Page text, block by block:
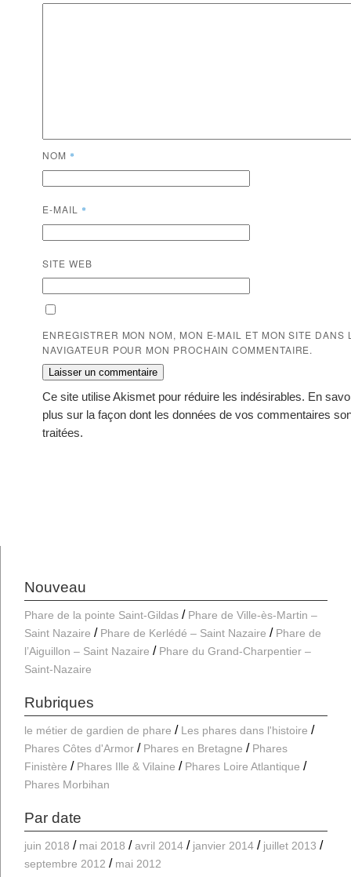
NOM *
E-MAIL *
SITE WEB
ENREGISTRER MON NOM, MON E-MAIL ET MON SITE DANS
NAVIGATEUR POUR MON PROCHAIN COMMENTAIRE.
Ce site utilise Akismet pour réduire les indésirables. En
plus sur la façon dont les données de vos commentaires
traitées.
Nouveau
Phare de la pointe Saint-Gildas
Phare de Ville-ès-Martin –
Saint Nazaire
Phare de Kerlédé – Saint Nazaire
Phare de
l’Aiguillon – Saint Nazaire
Phare du Grand-Charpentier –
Saint-Nazaire
Rubriques
le métier de gardien de phare
Les phares dans l'histoire
Phares Côtes d'Armor
Phares en Bretagne
Phares
Finistère
Phares Ille & Vilaine
Phares Loire Atlantique
Phares Morbihan
Par date
juin 2018 mai 2018 avril 2014 janvier 2014
juillet 2013
septembre 2012
mai 2012